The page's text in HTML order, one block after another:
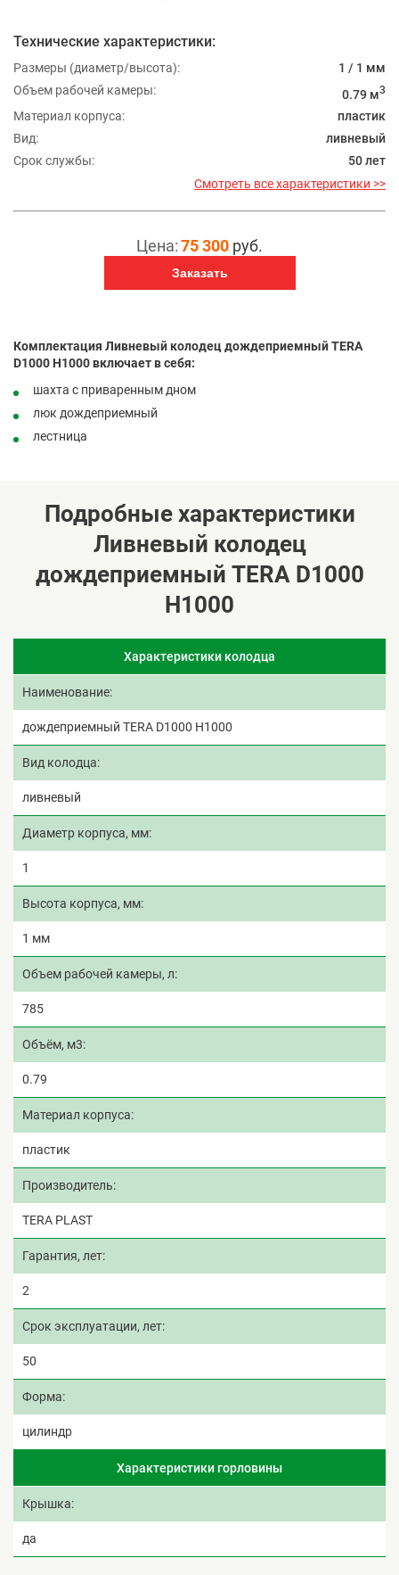
Технические характеристики:
Размеры (диаметр/высота):
1 / 1 мм
Объем рабочей камеры:
0.79 м3
Материал корпуса:
пластик
Вид:
ливневый
Срок службы:
50 лет
Смотреть все характеристики >>
Цена: 75 300 руб.
Заказать
Комплектация Ливневый колодец дождеприемный TERA
D1000 H1000 включает в себя:
шахта с приваренным дном
люк дождеприемный
лестница
Подробные характеристики
Ливневый колодец
дождеприемный TERA D1000
H1000
Характеристики колодца
Наименование
дождеприемный TERA D1000 H1000
Вид колодца
ливневый
Диаметр корпуса, мм
1
Высота корпуса, мм
1 мм
Объем рабочей камеры, л
785
Объём, м3
0.79
Материал корпуса
пластик
Производитель
TERA PLAST
Гарантия, лет
2
Срок эксплуатации, лет
50
Форма
цилиндр
Характеристики горловины
Крышка
да